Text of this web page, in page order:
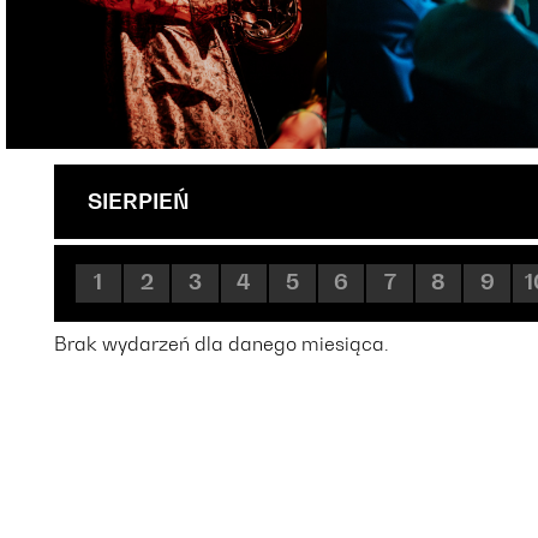
SIERPIEŃ
1 2 3 4 5 6 7 8 9
Brak wydarzeń dla danego miesiąca.